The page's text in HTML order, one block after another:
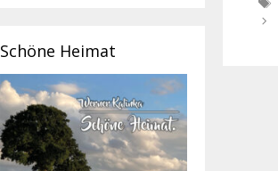
Schöne Heimat